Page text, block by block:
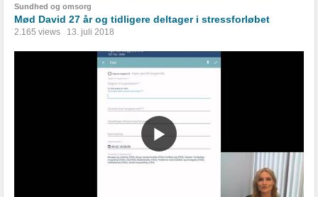
Sundhed og omsorg
Mød David 27 år og tidligere deltager i stressforløbet
2.165 views 13. juli 2018